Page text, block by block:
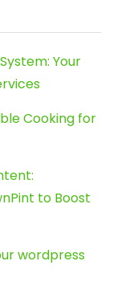
Your
Cooking for
to Boost
wordpress